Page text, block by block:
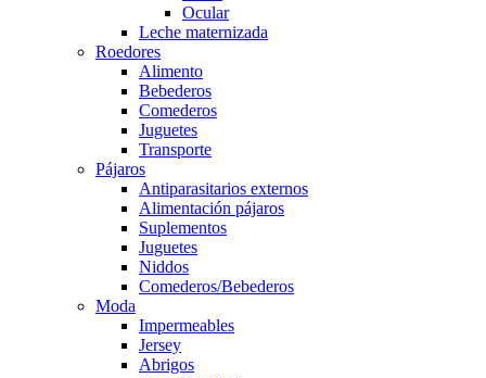
Ocular
Leche maternizada
Roedores
Alimento
Bebederos
Comederos
Juguetes
Transporte
Pájaros
Antiparasitarios externos
Alimentación pájaros
Suplementos
Juguetes
Niddos
Comederos/Bebederos
Moda
Impermeables
Jersey
Abrigos